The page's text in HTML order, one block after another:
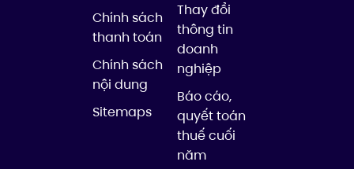
Chính sách
thanh toán
Chính sách
nội dung
Sitemaps
Thay đổi
thông tin
doanh
nghiệp
Báo cáo,
quyết toán
thuế cuối
năm